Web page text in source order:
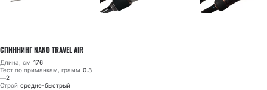
СПИННИНГ NANO TRAVEL AIR
Длина, см 176
Тест по приманкам, грамм 0.3
—2
Строй средне-быстрый